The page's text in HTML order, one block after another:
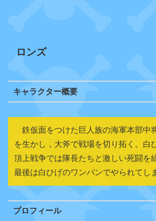
ロンズ
キャラクター概要
鉄仮面をつけた巨人族の海軍本部中
を生かし，大斧で戦場を切り拓く。白
頂上戦争では隊長たちと激しい死闘を
最後は白ひげのワンパンでやられてし
プロフィール